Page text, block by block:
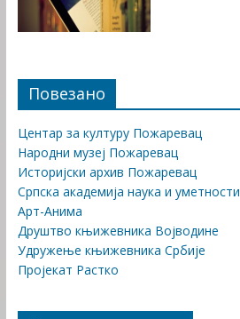
Повезано
Центар за културу Пожаревац
Народни музеј Пожаревац
Историјски архив Пожаревац
Српска академија наука и уметности
Арт-Анима
Друштво књижевника Војводине
Удружење књижевника Србије
Пројекат Растко